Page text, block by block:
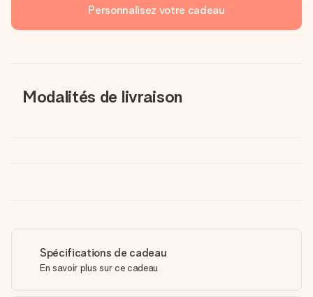
Personnalisez votre cadeau
Modalités de livraison
Spécifications de cadeau
En savoir plus sur ce cadeau